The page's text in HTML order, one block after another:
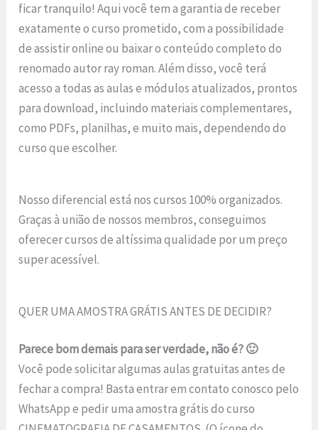
ficar tranquilo! Aqui você tem a garantia de receber
exatamente o curso prometido, com a possibilidade
de assistir online ou baixar o conteúdo completo do
renomado autor ray roman. Além disso, você terá
acesso a todas as aulas e módulos atualizados, prontos
para download, incluindo materiais complementares,
como PDFs, planilhas, e muito mais, dependendo do
curso que escolher.
Nosso diferencial está nos cursos 100% organizados.
Graças à união de nossos membros, conseguimos
oferecer cursos de altíssima qualidade por um preço
super acessível.
QUER UMA AMOSTRA GRÁTIS ANTES DE DECIDIR?
Parece bom demais para ser verdade, não é? 🙂
Você pode solicitar algumas aulas gratuitas antes de
fechar a compra! Basta entrar em contato conosco pelo
WhatsApp e pedir uma amostra grátis do curso